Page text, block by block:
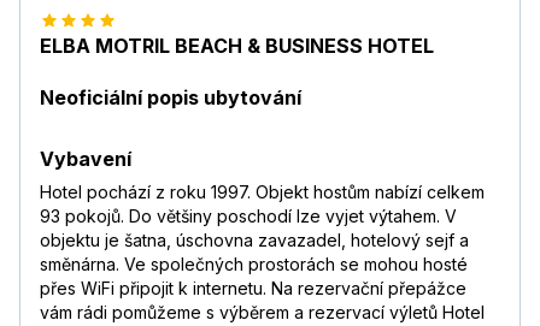
ELBA MOTRIL BEACH & BUSINESS HOTEL
Neoficiální popis ubytování
Vybavení
Hotel pochází z roku 1997. Objekt hostům nabízí celkem
93 pokojů. Do většiny poschodí lze vyjet výtahem. V
objektu je šatna, úschovna zavazadel, hotelový sejf a
směnárna. Ve společných prostorách se mohou hosté
přes WiFi připojit k internetu. Na rezervační přepážce
vám rádi pomůžeme s výběrem a rezervací výletů Hotel